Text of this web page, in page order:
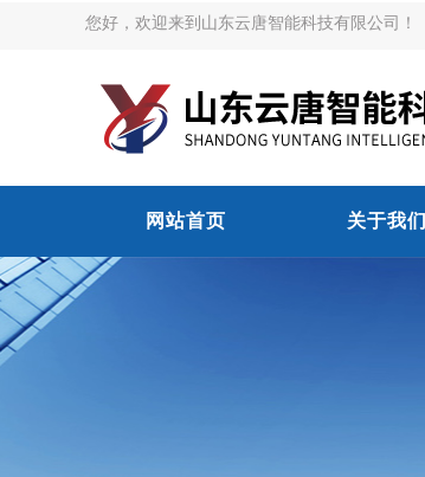
您好，欢迎来到山东云唐智能科技有限公司！
网站首页 关于我们